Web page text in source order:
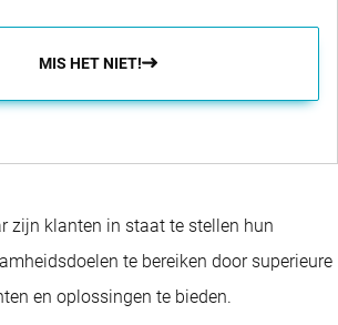
en is niet volledig gebonden
benchmark. Het fonds bevordert
van milieu en maatschappij
Regulation van de EU,
voor goed ondernemingsbestuur toe.Het
waaronder, maar
op basis van regio's.
MIS HET NIET!
zijn klanten in staat te stellen hun
te bereiken door superieure
en oplossingen te bieden.